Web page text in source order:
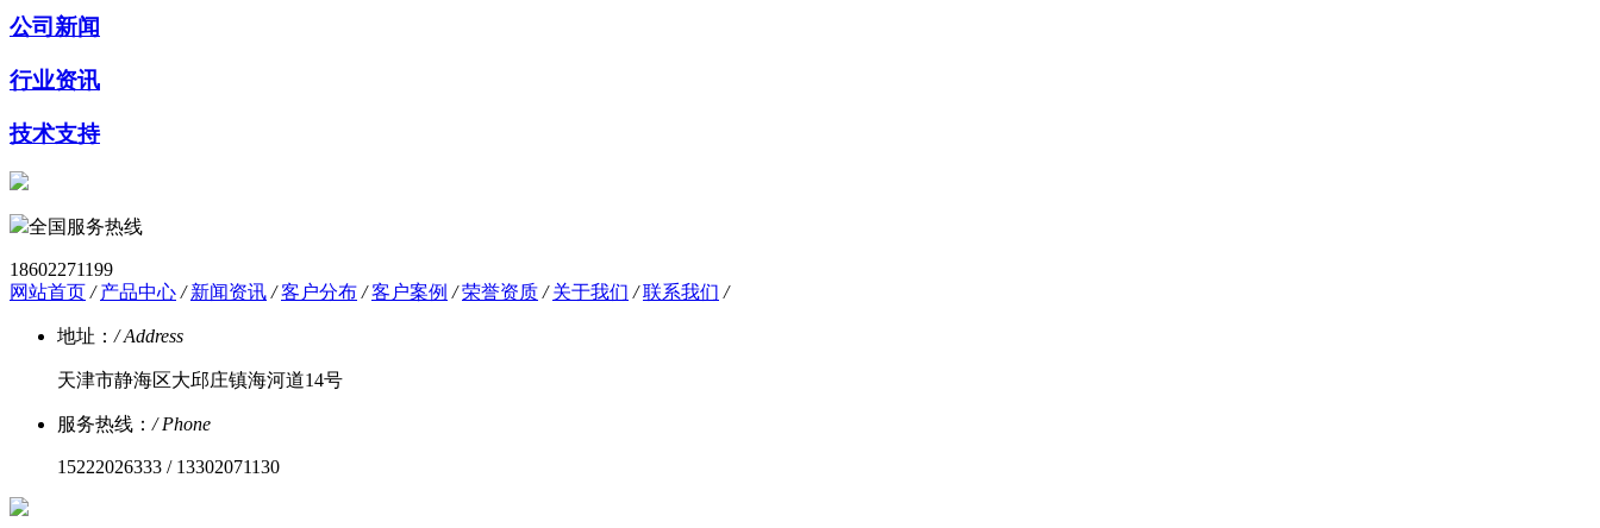
公司新闻
行业资讯
技术支持
全国服务热线
18602271199
网站首页 / 产品中心 / 新闻资讯 / 客户分布 / 客户案例 / 荣誉资质 / 关于我们 / 联系我们 /
地址： / Address
天津市静海区大邱庄镇海河道14号
服务热线： / Phone
15222026333 / 13302071130